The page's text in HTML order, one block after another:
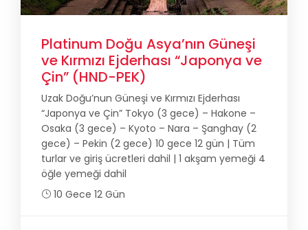
Platinum Doğu Asya’nın Güneşi
ve Kırmızı Ejderhası “Japonya ve
Çin” (HND-PEK)
Uzak Doğu’nun Güneşi ve Kırmızı Ejderhası
“Japonya ve Çin” Tokyo (3 gece) – Hakone –
Osaka (3 gece) – Kyoto – Nara – Şanghay (2
gece) – Pekin (2 gece) 10 gece 12 gün | Tüm
turlar ve giriş ücretleri dahil | 1 akşam yemeği 4
öğle yemeği dahil
10 Gece 12 Gün